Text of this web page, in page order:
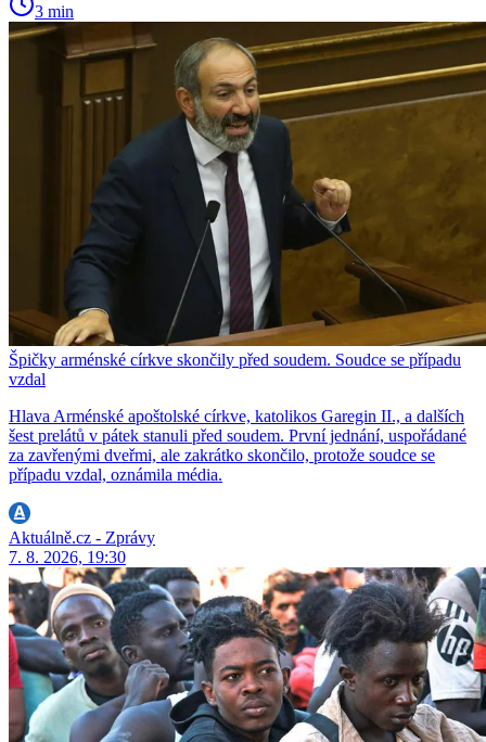
3 min
Špičky arménské církve skončily před soudem. Soudce se případu
vzdal
Hlava Arménské apoštolské církve, katolikos Garegin II., a dalších
šest prelátů v pátek stanuli před soudem. První jednání, uspořádané
za zavřenými dveřmi, ale zakrátko skončilo, protože soudce se
případu vzdal, oznámila média.
Aktuálně.cz - Zprávy
7. 8. 2026, 19:30